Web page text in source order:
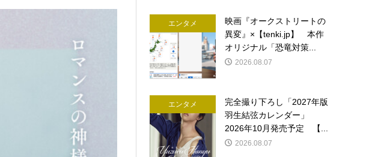
エンタメ
映画『オークストリートの
異変』×【tenki.jp】 本作
オリジナル「恐竜対策...
2026.08.07
エンタメ
完全撮り下ろし「2027年版
羽生結弦カレンダー」
2026年10月発売予定 【...
2026.08.07